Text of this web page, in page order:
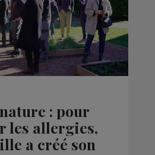
: pour
les allergies,
a créé son